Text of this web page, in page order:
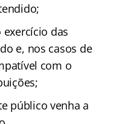
das
e, nos casos de
com o
público venha a